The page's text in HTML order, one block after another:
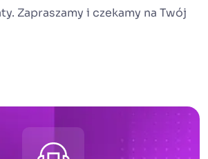
Zapraszamy i czekamy na Twój